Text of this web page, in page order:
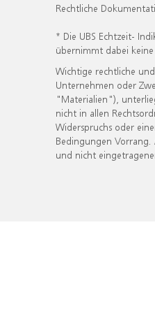
Rechtliche
* Die UBS Echtzeit-
übernimmt dabei
Wichtige rechtliche
Unternehmen oder
"Materialien"),
nicht in allen
Widerspruchs oder
Bedingungen
und nicht